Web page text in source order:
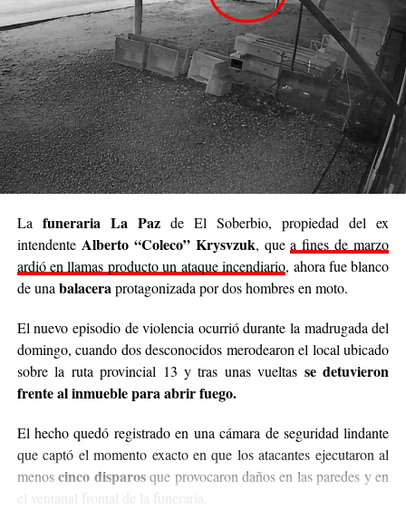
momentos difíciles. No podemos cambiar el mundo
entero, pero sí podemos cambiar el día de alguien”.
Se trata de una iniciativa hecha a pulmón, con esfuerzo
propio y con el acompañamiento de cada persona que
decide sumar su granito de arena, ya sea concamperas,
buzos, sacos, frazadas, colchas, mantas, bufandas,
gorros, guantes y todo lo que pueda abrigar.
Cabe destacar que para mediados de mayo será la
entrega de donaciones y tienen planificado realizar ollas
populares de arroz con pollo, por lo que también
recibirán donaciones de alimentos no perecederos.
Para comunicarse con el organizador de la iniciativa,
podrán enviar mensajes, audios o realizar llamadas al
3764140551
o a través de Instagram
@agustin_pineiroo
La funeraria La Pazde El Soberbio, propiedad del ex
intendente Alberto “Coleco” Krysvzuk, quea fines de marzo
ardió en llamas producto un ataque incendiario, ahora fue blanco
de una balacera protagonizada por dos hombres en moto.
El nuevo episodio de violencia ocurrió durante la madrugada del
domingo, cuando dos desconocidos merodearon el local ubicado
sobre la ruta provincial 13 y tras unas vueltas se detuvieron
frente al inmueble para abrir fuego.
El hecho quedó registrado en una cámara de seguridad lindante
que captó el momento exacto en que los atacantes ejecutaron al
menoscinco disparosque provocaron daños en las paredes y en
el ventanal frontal de la funeraria.